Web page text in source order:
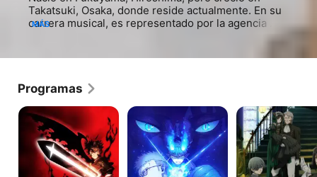
Takatsuki, Osaka, donde reside actualmente.​ En su
carrera musical, es representado por la agencia
MÁS
Programas
Black
Clover
Blue
Exorcist
Kuro
Shitsuji:
Book
of
Circus